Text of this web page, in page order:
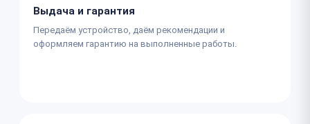
Выдача и гарантия
Передаём устройство, даём рекомендации и
оформляем гарантию на выполненные работы.